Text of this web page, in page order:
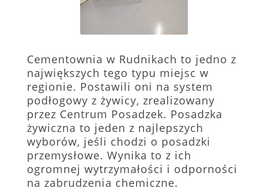
Cementownia w Rudnikach to jedno z
największych tego typu miejsc w
regionie. Postawili oni na system
podłogowy z żywicy, zrealizowany
przez Centrum Posadzek. Posadzka
żywiczna to jeden z najlepszych
wyborów, jeśli chodzi o posadzki
przemysłowe. Wynika to z ich
ogromnej wytrzymałości i odporności
na zabrudzenia chemiczne.